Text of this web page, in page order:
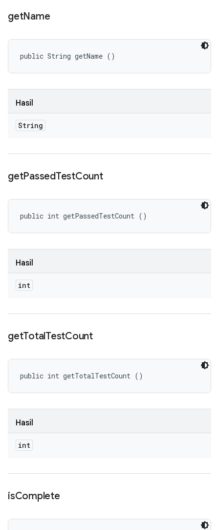
getName
public String getName ()
Hasil
String
getPassedTestCount
public int getPassedTestCount ()
Hasil
int
getTotalTestCount
public int getTotalTestCount ()
Hasil
int
isComplete